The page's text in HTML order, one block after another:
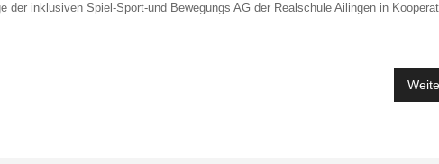
inklusiven Spiel-Sport-und Bewegungs AG der Realschule Ailingen in